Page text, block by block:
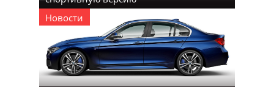
Новости